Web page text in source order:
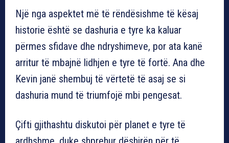
Një nga aspektet më të rëndësishme të kësaj
historie është se dashuria e tyre ka kaluar
përmes sfidave dhe ndryshimeve, por ata kanë
arritur të mbajnë lidhjen e tyre të fortë. Ana dhe
Kevin janë shembuj të vërtetë të asaj se si
dashuria mund të triumfojë mbi pengesat.
Çifti gjithashtu diskutoi për planet e tyre të